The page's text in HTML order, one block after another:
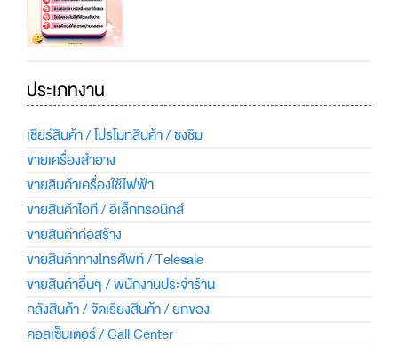
ประเภทงาน
เชียร์สินค้า / โปรโมทสินค้า / ชงชิม
ขายเครื่องสำอาง
ขายสินค้าเครื่องใช้ไฟฟ้า
ขายสินค้าไอที / อิเล็กทรอนิกส์
ขายสินค้าก่อสร้าง
ขายสินค้าทางโทรศัพท์ / Telesale
ขายสินค้าอื่นๆ / พนักงานประจำร้าน
คลังสินค้า / จัดเรียงสินค้า / ยกของ
คอลเซ็นเตอร์ / Call Center